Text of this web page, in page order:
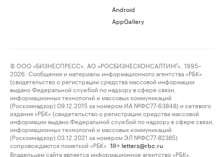
Android
AppGallery
© ООО «БИЗНЕСПРЕСС», АО «РОСБИЗНЕСКОНСАЛТИНГ», 1995–
2026. Сообщения и материалы информационного агентства «РБК»
(свидетельство о регистрации средства массовой информации
выдано Федеральной службой по надзору в сфере связи,
информационных технологий и массовых коммуникаций
(Роскомнадзор) 09.12.2015 за номером ИА №ФС77-63848) и сетевого
издания «РБК» (свидетельство о регистрации средства массовой
информации выдано Федеральной службой по надзору в сфере связи,
информационных технологий и массовых коммуникаций
(Роскомнадзор) 03.12.2021 за номером ЭЛ №ФС77-82385)
сопровождаются пометкой «РБК».
18+ letters@rbc.ru
Владельцем сайта является информационное агентство «РБК».